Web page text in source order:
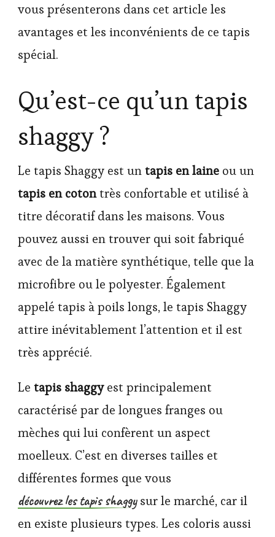
vous présenterons dans cet article les
avantages et les inconvénients de ce tapis
spécial.
Qu’est-ce qu’un tapis
shaggy ?
Le tapis Shaggy est untapis en laine ou un
tapis en cotontrès confortable et utilisé à
titre décoratif dans les maisons. Vous
pouvez aussi en trouver qui soit fabriqué
avec de la matière synthétique, telle que la
microfibre ou le polyester. Également
appelé tapis à poils longs, le tapis Shaggy
attire inévitablement l’attention et il est
très apprécié.
Le tapis shaggyest principalement
caractérisé par de longues franges ou
mèches qui lui confèrent un aspect
moelleux. C’est en diverses tailles et
différentes formes que vous
découvrez les tapis shaggysur le marché, car il
en existe plusieurs types. Les coloris aussi